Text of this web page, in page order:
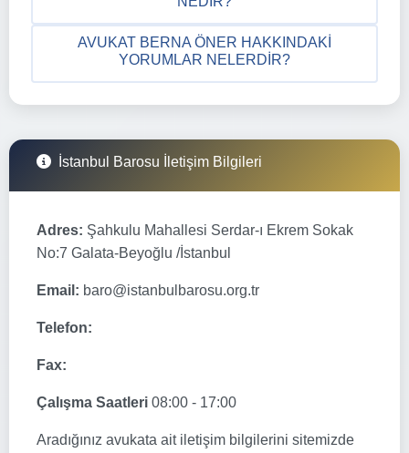
AVUKAT BERNA ÖNER HAKKINDAKI
YORUMLAR NELERDIR?
İstanbul Barosu İletişim Bilgileri
Adres: Şahkulu Mahallesi Serdar-ı Ekrem Sokak
No:7 Galata-Beyoğlu /İstanbul
Email: baro@istanbulbarosu.org.tr
Telefon:
Fax:
Çalışma Saatleri 08:00 - 17:00
Aradığınız avukata ait iletişim bilgilerini sitemizde